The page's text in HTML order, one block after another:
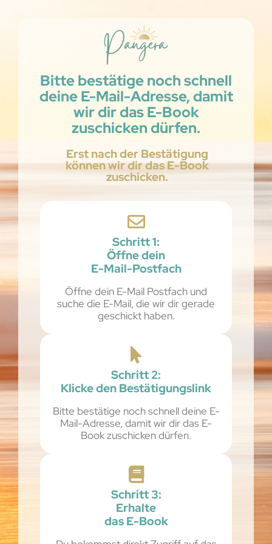
Bitte bestätige noch schnell
deine E-Mail-Adresse, damit
wir dir das E-Book
zuschicken dürfen.
Erst nach der Bestätigung
können wir dir das E-Book
zuschicken.
Schritt 1:
Öffne dein
E-Mail-Postfach
Öffne dein E-Mail Postfach und
suche die E-Mail, die wir dir gerade
geschickt haben.
Schritt 2:
Klicke den Bestätigungslink
Bitte bestätige noch schnell deine E-
Mail-Adresse, damit wir dir das E-
Book zuschicken dürfen.
Schritt 3:
Erhalte
das E-Book